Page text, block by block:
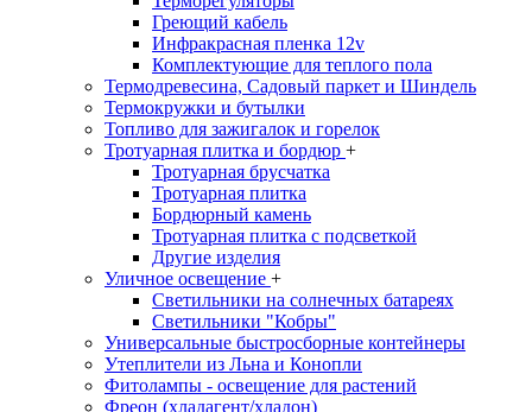
Греющий кабель
Инфракрасная пленка 12v
Комплектующие для теплого пола
Термодревесина, Садовый паркет и Шиндель
Термокружки и бутылки
Топливо для зажигалок и горелок
Тротуарная плитка и бордюр +
Тротуарная брусчатка
Тротуарная плитка
Бордюрный камень
Тротуарная плитка с подсветкой
Другие изделия
Уличное освещение +
Светильники на солнечных батареях
Светильники "Кобры"
Универсальные быстросборные контейнеры
Утеплители из Льна и Конопли
Фитолампы - освещение для растений
Фреон (хладагент/хладон)